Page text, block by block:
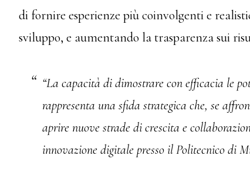
di fornire esperienze più coinvolgenti e
sviluppo, e aumentando la trasparenza sui
“La capacità di dimostrare con efficacia le
rappresenta una sfida strategica che, se
aprire nuove strade di crescita e
innovazione digitale presso il Politecnico di